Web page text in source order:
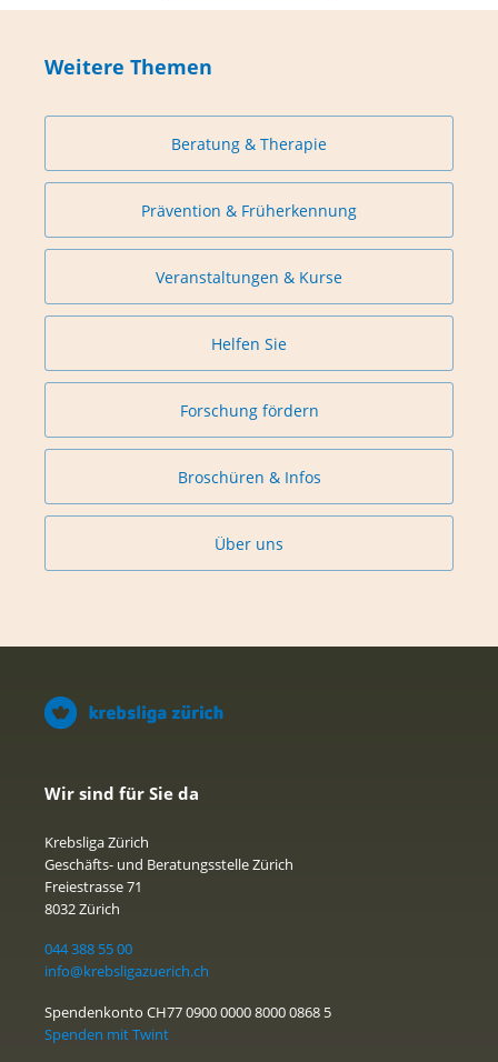
Weitere Themen
Beratung & Therapie
Prävention & Früherkennung
Veranstaltungen & Kurse
Helfen Sie
Forschung fördern
Broschüren & Infos
Über uns
Wir sind für Sie da
Krebsliga Zürich
Geschäfts- und Beratungsstelle Zürich
Freiestrasse 71
8032 Zürich
044 388 55 00
info@krebsligazuerich.ch
Spendenkonto CH77 0900 0000 8000 0868 5
Spenden mit Twint